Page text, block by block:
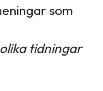
som
tidningar